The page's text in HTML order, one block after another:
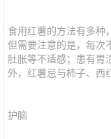
食用红薯的方法有多种
但需要注意的是，每次
肚胀等不适感；患有胃
外，红薯忌与柿子、西
护脑